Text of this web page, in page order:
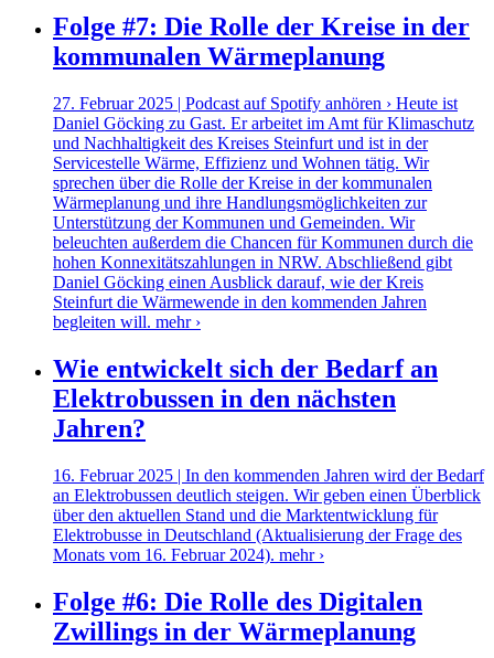
Folge #7: Die Rolle der Kreise in der
kommunalen Wärmeplanung
27. Februar 2025 | Podcast auf Spotify anhören › Heute ist
Daniel Göcking zu Gast. Er arbeitet im Amt für Klimaschutz
und Nachhaltigkeit des Kreises Steinfurt und ist in der
Servicestelle Wärme, Effizienz und Wohnen tätig. Wir
sprechen über die Rolle der Kreise in der kommunalen
Wärmeplanung und ihre Handlungsmöglichkeiten zur
Unterstützung der Kommunen und Gemeinden. Wir
beleuchten außerdem die Chancen für Kommunen durch die
hohen Konnexitätszahlungen in NRW. Abschließend gibt
Daniel Göcking einen Ausblick darauf, wie der Kreis
Steinfurt die Wärmewende in den kommenden Jahren
begleiten will. mehr ›
Wie entwickelt sich der Bedarf an
Elektrobussen in den nächsten
Jahren?
16. Februar 2025 | In den kommenden Jahren wird der Bedarf
an Elektrobussen deutlich steigen. Wir geben einen Überblick
über den aktuellen Stand und die Marktentwicklung für
Elektrobusse in Deutschland (Aktualisierung der Frage des
Monats vom 16. Februar 2024). mehr ›
Folge #6: Die Rolle des Digitalen
Zwillings in der Wärmeplanung